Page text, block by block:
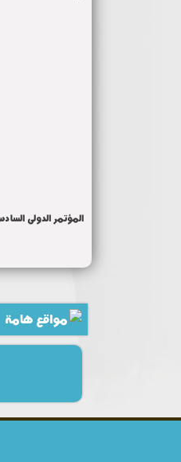
المؤتمر الدولى
مواقع هامة